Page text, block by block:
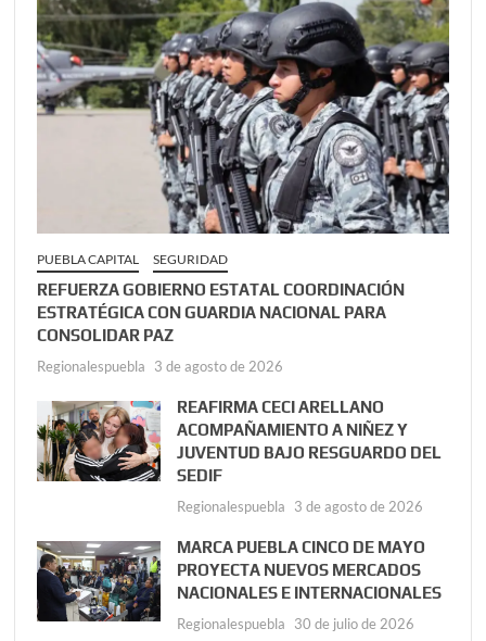
PUEBLA CAPITAL SEGURIDAD
REFUERZA GOBIERNO ESTATAL COORDINACIÓN
ESTRATÉGICA CON GUARDIA NACIONAL PARA
CONSOLIDAR PAZ
Regionalespuebla 3 de agosto de 2026
REAFIRMA CECI ARELLANO
ACOMPAÑAMIENTO A NIÑEZ Y
JUVENTUD BAJO RESGUARDO DEL
SEDIF
Regionalespuebla 3 de agosto de 2026
MARCA PUEBLA CINCO DE MAYO
PROYECTA NUEVOS MERCADOS
NACIONALES E INTERNACIONALES
Regionalespuebla 30 de julio de 2026